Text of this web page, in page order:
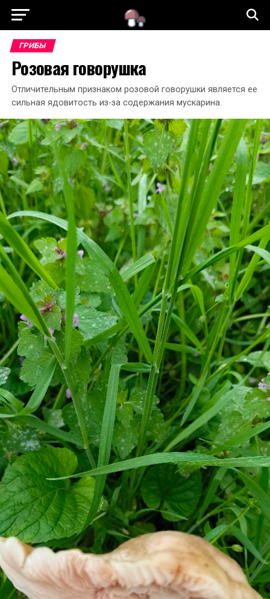
ГРИБЫ
Розовая говорушка
Отличительным признаком розовой говорушки является ее
сильная ядовитость из-за содержания мускарина.